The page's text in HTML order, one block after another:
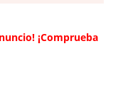
¡Comprueba